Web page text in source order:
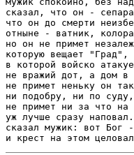
сказал, что он -
что он до смерти
отныне - ватник,
но он не примет
которую вещает "Град",
в которой войско
не вражий дот, а дом в
не примет неньку он
ни подобру, ни по суду,
не примет ни за что на
уж лучше сразу
сказал мужик: вот Бог
и крест на этом